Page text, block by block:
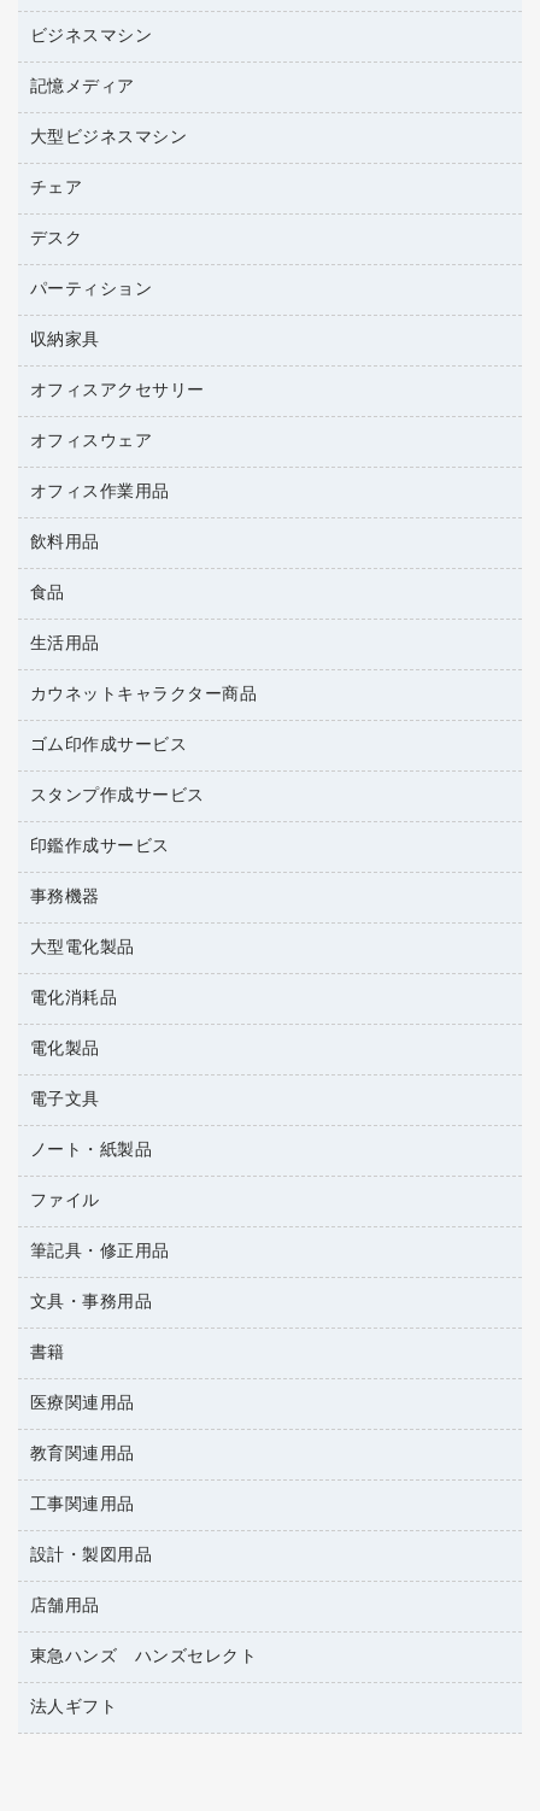
リサイクルトナー（リターン方式）
リサイクルトナー（プール方式）
リサイクルインクカートリッジ
ファクシミリトナー
トナーカートリッジ
コピートナー
帳票用紙／フォーム用紙
ワープロ用紙
ラベル用紙
プロッター用紙
ハガキ用紙
その他コピー用紙・プリンタ用紙
コピー用紙
パソコン周辺機器
各種ケーブル
マウスパッド
マウス
パソコンバッグ／収納用品
ネットワーク／ＬＡＮ機器
ネットワーク／ＬＡＮアクセサリー
セキュリティ用品
ＵＳＢハブ／ＵＳＢアクセサリー
ＯＡフィルター
ＯＡクリーナー／エアダスター
ＬＡＮケーブル
ＨＤＤ／ＳＳＤ
ディスプレイモニター
ビジネスマシン
電話機
レーザープリンタ／複合機
メモリーカード
プロジェクタ
ファクシミリ
デジタルカメラ
スキャナー
コピー機
記憶メディア
ブルーレイディスク
ＣＤ－ＲＷ
ＣＤ－Ｒ
メディア収納用品
大型ビジネスマシン
プリンタ
チェア
応接イス・ベンチ
オフィスチェア
デスク
ミーティングテーブル
デスク
カウンター
パーティション
ホワイトボード・黒板
収納家具
保管庫・書庫
ロッカー・下駄箱
その他収納
オフィスアクセサリー
オフィスアクセサリー
オフィスウェア
医療・介護・ワーキングウェア
ブラウス・シャツ
アウター
オフィス作業用品
養生用品
防災用品
防災用備蓄食品・飲料
台車・脚立
倉庫収納用品
作業用雑貨
梱包用品
梱包用テープ
園芸用品
ペット用品
飲料用品
緑茶飲料
茶葉・インスタント
紅茶・バラエティ飲料
レギュラーコーヒー
ミルク・シュガー
ソフトドリンク
コーヒーメーカー・備品
インスタントコーヒー
食品
食品
菓子
生活用品
浴室用品
台所用洗剤
掃除用品
掃除用洗剤
洗濯用品
消臭・芳香剤
殺虫剤
飲食用消耗品
ハンドソープ・石鹸
トイレ用品
トイレ用洗剤
ティッシュペーパー
ダストボックス
タオル・アメニティ用品
スリッパ・サンダル・シューズ
スポーツ・レジャー用品
ゴミ袋
キッチン用品
カウネットキャラクター商品
カウネットキャラクター商品
ゴム印作成サービス
ゴム印作成サービス
ゴム印（一行印）作成サービス
ゴム印（フリーサイズ印）作成サービス
スタンプ作成サービス
シヤチハタスタンプ作成サービス
カウネットスタンプ作成サービス
印鑑作成サービス
印鑑作成サービス
事務機器
大型シュレッダー（共配）
レーザーポインター
ラミネートフィルム
ラミネータ
タイムレコーダー
シュレッダ
ＯＨＰ用品
大型電化製品
冷蔵庫・キッチン・調理家電
テレビ・ＡＶ機器
電化消耗品
電球・蛍光灯
乾電池・充電池
フィルム・カメラ用品
デスクライト
アルバム
懐中電灯・ライト
電化製品
掃除機・クリーナー
空調・季節家電
その他電化製品
キッチン・調理家電
ＯＡタップ／延長コード
電子文具
電卓
ラベルテープ
その他電子文具
ノート・紙製品
封筒
粘着メモ
伝票
典礼用品
帳簿
額縁
各種用紙
ルーズリーフ
ファイル
名刺整理用品
板目表紙・綴込表紙
背幅が伸びるファイル
統一伝票用ファイル
収納保存用品
レターファイル
リングファイル
プレゼン用ファイル
ファイルボックス
パイプ式ファイル
その他ファイル
筆記具・修正用品
万年筆
筆ペン
消しゴム
修正液・修正ペン
修正テープ
鉛筆
マーキングペン（油性）
マーキングペン（水性）
ボールペン（油性）
文具・事務用品
輪ゴム
両面テープ
名札
保管・整理用品
壁面／足元収納
備品／小物ケース
透明テープ 事務用
電話台
書籍
雑誌
パソコンソフト
医療関連用品
保健用品
使い捨て手袋
感染症対策用品
介護用品
医療関連用品
教育関連用品
教育関連用品
工事関連用品
工事関連用品
屋外用品
設計・製図用品
設計・製図用品
店舗用品
店舗運営用品
陳列什器
紙手提げ袋
東急ハンズ ハンズセレクト
東急ハンズ
法人ギフト